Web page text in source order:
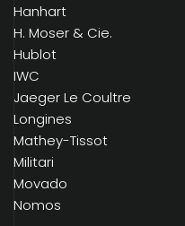
Hanhart
H. Moser & Cie.
Hublot
IWC
Jaeger Le Coultre
Longines
Mathey-Tissot
Militari
Movado
Nomos